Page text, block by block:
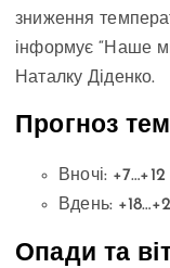
зниження
інформує “Наше
Наталку Діденко.
Прогноз
Вночі: +7…+12
Вдень:
Опади та